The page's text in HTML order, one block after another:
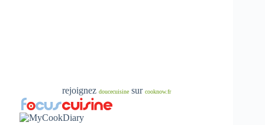
rejoignezdoucecuisine surcooknow.fr